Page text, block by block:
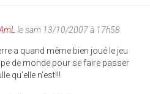
le sam 13/10/2007 à 17h58
a quand même bien joué le jeu
de monde pour se faire passer
qu'elle n'est!!!